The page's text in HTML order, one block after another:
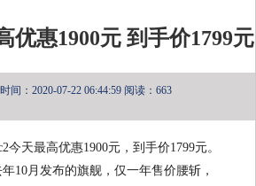
优惠1900元 到手价1799元
间：2020-07-22 06:44:59 阅读：663
今天最高优惠1900元，到手价1799元。
10月发布的旗舰，仅一年售价腰斩，